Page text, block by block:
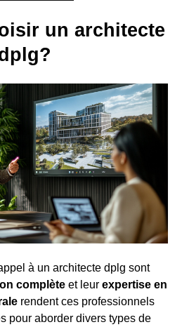
un architecte
à un architecte dplg sont
complète et leur expertise en
rendent ces professionnels
pour aborder divers types de